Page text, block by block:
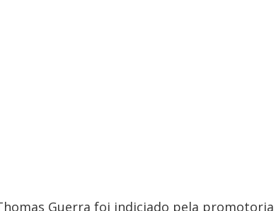
Guerra foi indiciado pela promotoria